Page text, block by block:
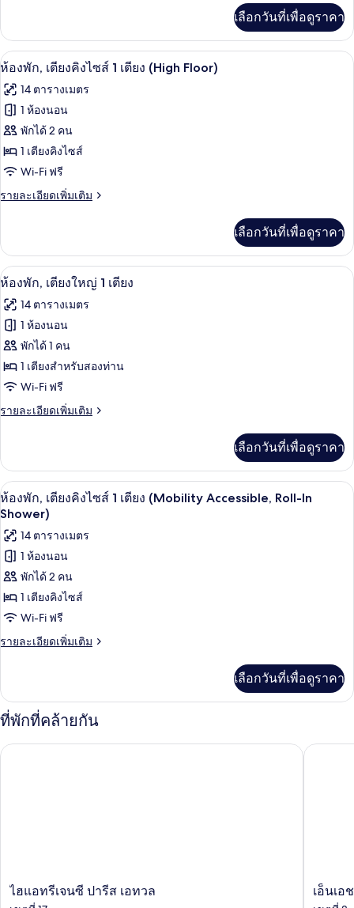
ไซส์
เตียง
เกี่ยว
กับ
ห้อง
เตียง
คิง
เตียง
เลือกวันที่เพื่อดูราคา
เปิด
ภาพถ่าย
ทั้งหมด
ของ
ห้อง
พัก,
เตียง
ไซส์
เตียง
(High
Floor)
เครื่องนอนระดับพรีเมียม, เตียงพร้อม
15
ห้องพัก, เตียงคิงไซส์ 1 เตียง (High Floor)
14 ตารางเมตร
1 ห้องนอน
พักได้ 2 คน
1 เตียงคิงไซส์
Wi-Fi ฟรี
รายละเอียดเพิ่มเติม
ราย
เกี่ยว
กับ
ห้อง
เตียง
คิง
เตียง
(High
Floor)
เลือกวันที่เพื่อดูราคา
เปิด
ภาพถ่าย
ทั้งหมด
ของ
ห้อง
พัก,
เตียง
1
เตียง
ห้องพัก, เตียงใหญ่ 1 เตียง | เครื่องน
11
ห้องพัก, เตียงใหญ่ 1 เตียง
14 ตารางเมตร
1 ห้องนอน
พักได้ 1 คน
1 เตียงสำหรับสองท่าน
Wi-Fi ฟรี
รายละเอียดเพิ่มเติม
ราย
เกี่ยว
กับ
ห้อง
พัก,
ใหญ่
เตียง
เลือกวันที่เพื่อดูราคา
เปิด
ภาพถ่าย
ทั้งหมด
ของ
ห้อง
พัก,
เตียง
คิง
1
เตียง
Accessible,
ห้องพัก, เตียงคิงไซส์ 1 เตียง
7
ห้องพัก, เตียงคิงไซส์ 1 เตียง (Mobility Accessible, Roll-In
Shower)
14 ตารางเมตร
1 ห้องนอน
พักได้ 2 คน
1 เตียงคิงไซส์
Wi-Fi ฟรี
รายละเอียดเพิ่มเติม
ราย
เกี่ยว
กับ
ห้อง
เตียง
Shower)
เลือกวันที่เพื่อดูราคา
ที่พักที่คล้ายกัน
ไฮ
ไฮแอทรีเจนซี ปารีส เอทวล
ไฮแอทรีเจนซี ปารีส เอทวล
เอ็น
เอ็นเอ
เอ็นเอช